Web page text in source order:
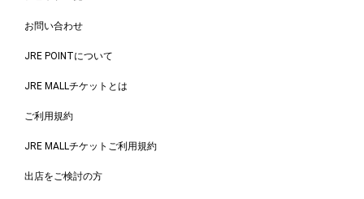
お問い合わせ
JRE POINTについて
JRE MALLチケットとは
ご利用規約
JRE MALLチケットご利用規約
出店をご検討の方